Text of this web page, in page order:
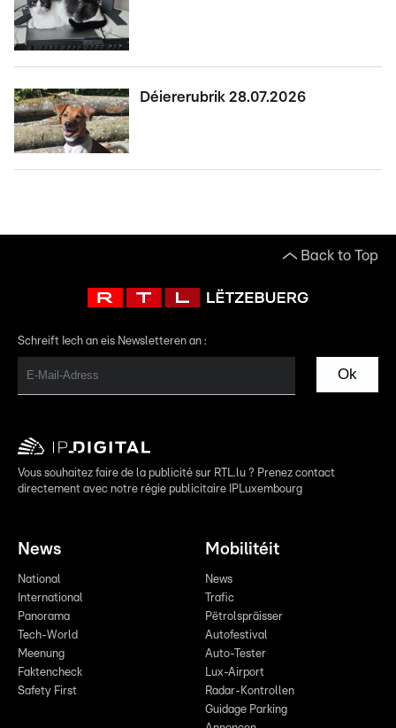
Déiererubrik 28.07.2026
Back to Top
Schreift Iech an eis Newsletteren an :
Ok
Vous souhaitez faire de la publicité sur RTL.lu ? Prenez contact
directement avec notre régie publicitaire IPLuxembourg
News
National
International
Panorama
Tech-World
Meenung
Faktencheck
Safety First
Mobilitéit
News
Trafic
Pëtrolspräisser
Autofestival
Auto-Tester
Lux-Airport
Radar-Kontrollen
Guidage Parking